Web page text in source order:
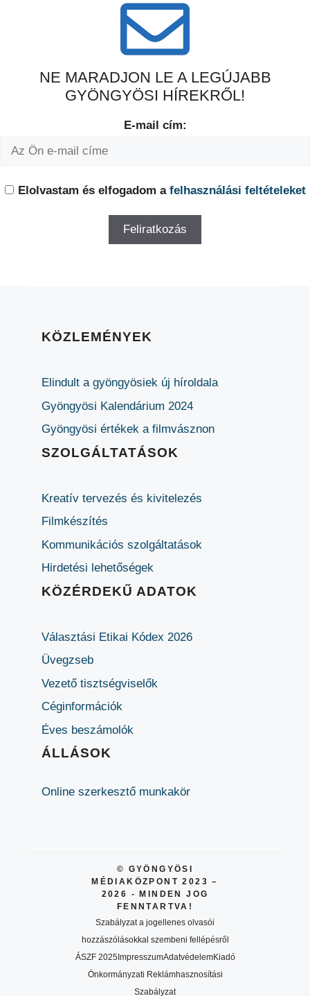
NE MARADJON LE A LEGÚJABB
GYÖNGYÖSI HÍREKRŐL!
E-mail cím:
Elolvastam és elfogadom a felhasználási feltételeket
KÖZLEMÉNYEK
Elindult a gyöngyösiek új híroldala
Gyöngyösi Kalendárium 2024
Gyöngyösi értékek a filmvásznon
SZOLGÁLTATÁSOK
Kreatív tervezés és kivitelezés
Filmkészítés
Kommunikációs szolgáltatások
Hirdetési lehetőségek
KÖZÉRDEKŰ ADATOK
Választási Etikai Kódex 2026
Üvegzseb
Vezető tisztségviselők
Céginformációk
Éves beszámolók
ÁLLÁSOK
Online szerkesztő munkakör
© GYÖNGYÖSI
MÉDIAKÖZPONT 2023 –
2026 - MINDEN JOG
FENNTARTVA!
Szabályzat a jogellenes olvasói
hozzászólásokkal szembeni fellépésről
ÁSZF 2025ImpresszumAdatvédelemKiadó
Önkormányzati Reklámhasznosítási
Szabályzat